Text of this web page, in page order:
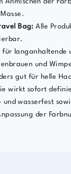
Anmischen der
Bag: Alle
für langanhaltende
und
gut für helle
wirkt sofort
und wasserfest
der